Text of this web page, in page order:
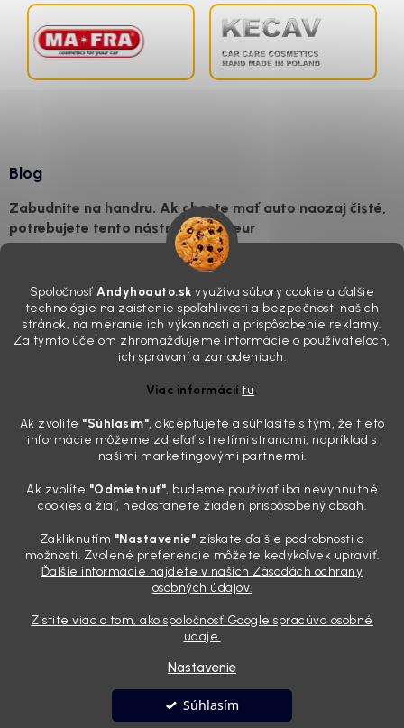
Spoločnosť Andyhoauto.sk využíva súbory cookie a ďalšie
technológie na zaistenie spoľahlivosti a bezpečnosti našich
stránok, na meranie ich výkonnosti a prispôsobenie reklamy.
Za týmto účelom zhromažďujeme informácie o používateľoch,
ich správaní a zariadeniach.
Viac informáciítu.
Ak zvolíte "Súhlasím", akceptujete a súhlasíte s tým, že tieto
informácie môžeme zdieľať s tretími stranami, napríklad s
našimi marketingovými partnermi.
Ak zvolíte "Odmietnuť", budeme používať iba nevyhnutné
cookies a žiaľ, nedostanete žiaden prispôsobený obsah.
Zakliknutím "Nastavenie" získate ďalšie podrobnosti a
možnosti. Zvolené preferencie môžete kedykoľvek upraviť.
Ďalšie informácie nájdete v našich Zásadách ochrany
osobných údajov.
Zistite viac o tom, ako spoločnosť Google spracúva osobné
údaje.
Nastavenie
Súhlasím
Blog
Zabudnite na handru. Ak chcete mať auto naozaj čisté,
potrebujete tento nástroj za pár eur
„upratanom“ aute, no pri pohľade na palubnú dosku vás ide poraziť. V
mriežkach ventilácie, okolo tlačidiel a v švíkoch sedačiek na vás stále
drzo pozerá prach. Handra ani vysávač tam jednodu...
Detailing nemusí stáť výplatu: 5 kúskov autokozmetiky,
Sobotné ráno, káva v ruke a pred vami zaprášená kapota. Pre
niekoho nuda, pre nás najlepší relax. Lenže keď si v košíku spočítate
všetky tie fľaštičky, šampóny a utierky, výsledná suma vie poriadne
pokaziť náladu. Dobrá správa je, že aj profi výbava ...
Zabudnite na šmuhy: 7 overených vychytávok, ktoré z
28.7.2026
Poznáte ten pocit. Sobota ráno, slnko sa oprie do laku a vy namiesto
radosti vidíte len šedý povlak, zaschnuté kvapky a kolesá čierne od
bodu B, ale pre nás je to vizitka. Nič nepoka...
Vytvoril Shoptet